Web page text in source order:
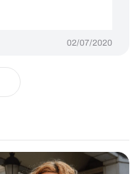
02/07/2020